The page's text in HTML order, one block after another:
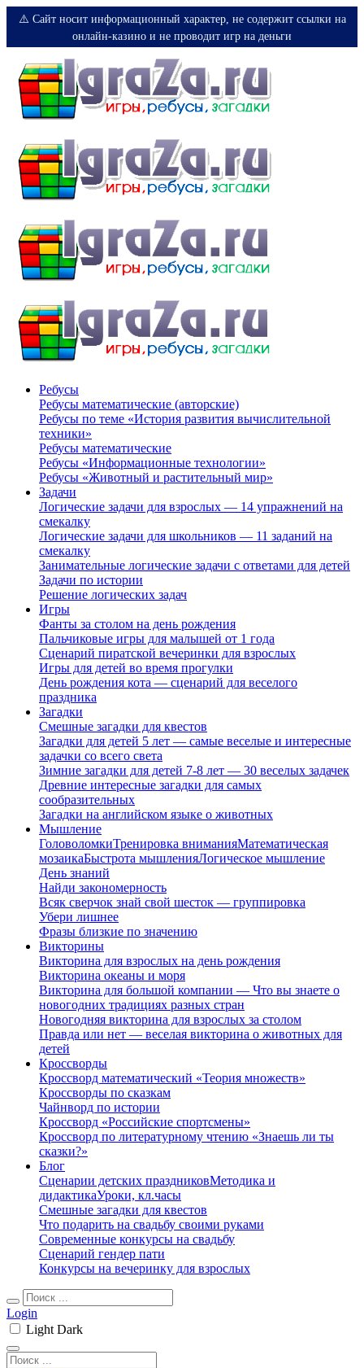
⚠️ Сайт носит информационный характер, не содержит ссылки на
онлайн-казино и не проводит игр на деньги
Ребусы
Ребусы математические (авторские)
Ребусы по теме «История развития вычислительной
техники»
Ребусы математические
Ребусы «Информационные технологии»
Ребусы «Животный и растительный мир»
Задачи
Логические задачи для взрослых — 14 упражнений на
смекалку
Логические задачи для школьников — 11 заданий на
смекалку
Занимательные логические задачи с ответами для детей
Задачи по истории
Решение логических задач
Игры
Фанты за столом на день рождения
Пальчиковые игры для малышей от 1 года
Сценарий пиратской вечеринки для взрослых
Игры для детей во время прогулки
День рождения кота — сценарий для веселого
праздника
Загадки
Смешные загадки для квестов
Загадки для детей 5 лет — самые веселые и интересные
задачки со всего света
Зимние загадки для детей 7-8 лет — 30 веселых задачек
Древние интересные загадки для самых
сообразительных
Загадки на английском языке о животных
Мышление
ГоловоломкиТренировка вниманияМатематическая
мозаикаБыстрота мышленияЛогическое мышление
День знаний
Найди закономерность
Всяк сверчок знай свой шесток — группировка
Убери лишнее
Фразы близкие по значению
Викторины
Викторина для взрослых на день рождения
Викторина океаны и моря
Викторина для большой компании — Что вы знаете о
новогодних традициях разных стран
Новогодняя викторина для взрослых за столом
Правда или нет — веселая викторина о животных для
детей
Кроссворды
Кроссворд математический «Теория множеств»
Кроссворды по сказкам
Чайнворд по истории
Кроссворд «Российские спортсмены»
Кроссворд по литературному чтению «Знаешь ли ты
сказки?»
Блог
Сценарии детских праздниковМетодика и
дидактикаУроки, кл.часы
Смешные загадки для квестов
Что подарить на свадьбу своими руками
Современные конкурсы на свадьбу
Сценарий гендер пати
Конкурсы на вечеринку для взрослых
Login
Light Dark